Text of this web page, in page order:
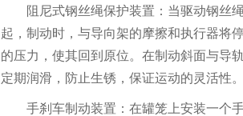
阻尼式钢丝绳保护装置：当驱动钢丝
起，制动时，与导向架的摩擦和执行器将
的压力，使其回到原位。在制动斜面与导
定期润滑，防止生锈，保证运动的灵活性。
手刹车制动装置：在罐笼上安装一个